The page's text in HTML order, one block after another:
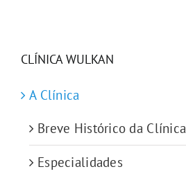
CLÍNICA WULKAN
A Clínica
Breve Histórico da Clínica
Especialidades